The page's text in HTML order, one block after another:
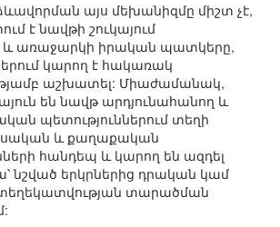
այս մեխանիզմը միշտ չէ,
է նավթի շուկայում
առաջարկի իրական պատկերը,
կարող է հակառակ
աշխատել: Միաժամանակ,
են նավթ արդյունահանող և
պետություններում տեղի
և քաղաքական
հանդեպ և կարող են ազդել
նշված երկրներից դրական կամ
տարածման